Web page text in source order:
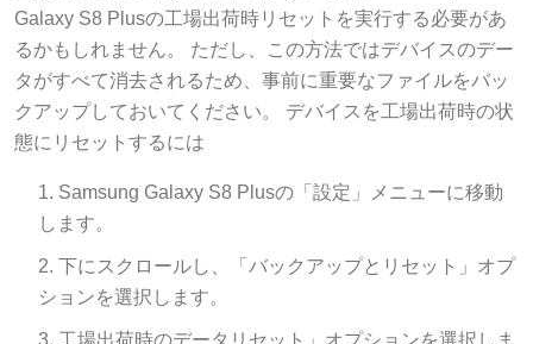
Galaxy S8 Plusの工場出荷時リセットを実行する必要があ
るかもしれません。 ただし、この方法ではデバイスのデー
タがすべて消去されるため、事前に重要なファイルをバッ
クアップしておいてください。 デバイスを工場出荷時の状
態にリセットするには
Samsung Galaxy S8 Plusの「設定」メニューに移動
します。
下にスクロールし、「バックアップとリセット」オプ
ションを選択します。
工場出荷時のデータリセット」オプションを選択しま